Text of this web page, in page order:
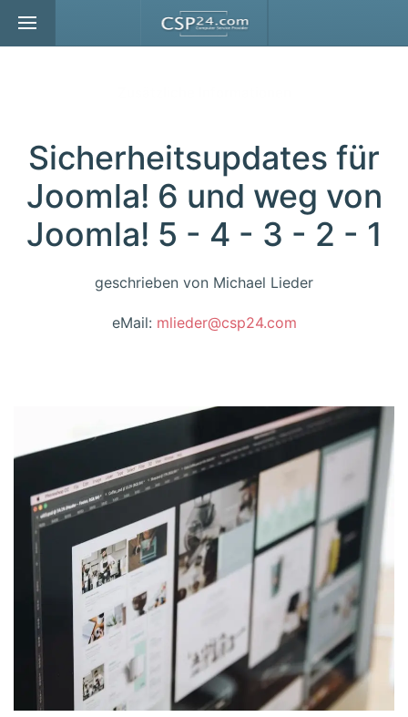
Zum Hauptinhalt springen
Sicherheitsupdates für
Joomla! 6 und weg von
Joomla! 5 - 4 - 3 - 2 - 1
geschrieben von Michael Lieder
eMail: mlieder@csp24.com